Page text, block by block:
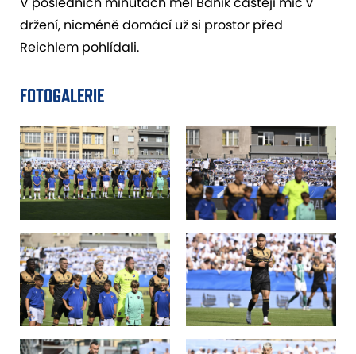
držení, nicméně domácí už si prostor před
Reichlem pohlídali.
FOTOGALERIE